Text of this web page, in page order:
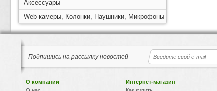
Аксессуары
Web-камеры, Колонки, Наушники, Микрофоны
Подпишись на рассылку новостей
О компании
Интернет-магазин